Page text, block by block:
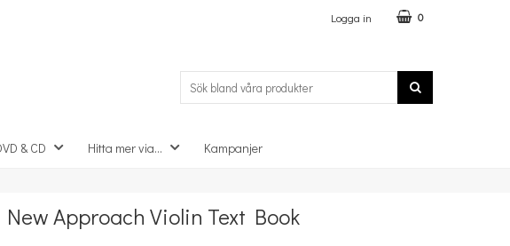
Logga in 0
& CD Hitta mer via... Kampanjer
Approach Violin Text Book